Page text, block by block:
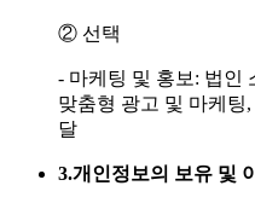
② 선택
- 마케팅 및 홍보: 법인
맞춤형 광고 및 마케팅
달
3.개인정보의 보유 및